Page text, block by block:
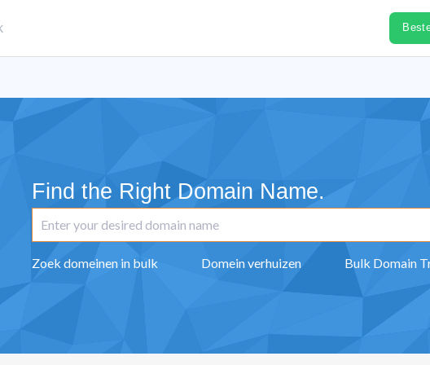
Find the Right Domain Name.
Zoek domeinen in bulk Domein verhuizen Bulk Domain